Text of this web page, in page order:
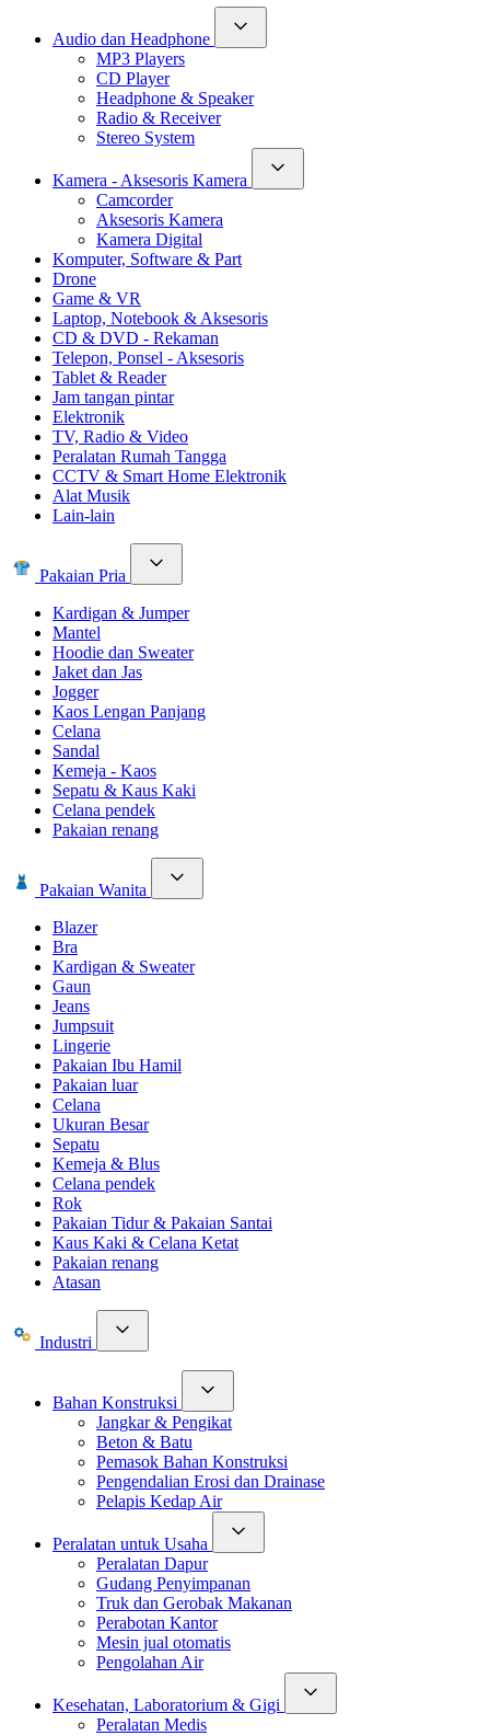
Audio dan Headphone
MP3 Players
CD Player
Headphone & Speaker
Radio & Receiver
Stereo System
Kamera - Aksesoris Kamera
Camcorder
Aksesoris Kamera
Kamera Digital
Komputer, Software & Part
Drone
Game & VR
Laptop, Notebook & Aksesoris
CD & DVD - Rekaman
Telepon, Ponsel - Aksesoris
Tablet & Reader
Jam tangan pintar
Elektronik
TV, Radio & Video
Peralatan Rumah Tangga
CCTV & Smart Home Elektronik
Alat Musik
Lain-lain
Pakaian Pria
Kardigan & Jumper
Mantel
Hoodie dan Sweater
Jaket dan Jas
Jogger
Kaos Lengan Panjang
Celana
Sandal
Kemeja - Kaos
Sepatu & Kaus Kaki
Celana pendek
Pakaian renang
Pakaian Wanita
Blazer
Bra
Kardigan & Sweater
Gaun
Jeans
Jumpsuit
Lingerie
Pakaian Ibu Hamil
Pakaian luar
Celana
Ukuran Besar
Sepatu
Kemeja & Blus
Celana pendek
Rok
Pakaian Tidur & Pakaian Santai
Kaus Kaki & Celana Ketat
Pakaian renang
Atasan
Industri
Bahan Konstruksi
Jangkar & Pengikat
Beton & Batu
Pemasok Bahan Konstruksi
Pengendalian Erosi dan Drainase
Pelapis Kedap Air
Peralatan untuk Usaha
Peralatan Dapur
Gudang Penyimpanan
Truk dan Gerobak Makanan
Perabotan Kantor
Mesin jual otomatis
Pengolahan Air
Kesehatan, Laboratorium & Gigi
Peralatan Medis